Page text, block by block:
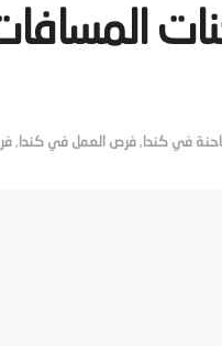
لشاحنات
في كندا , فرص العمل في كندا ,